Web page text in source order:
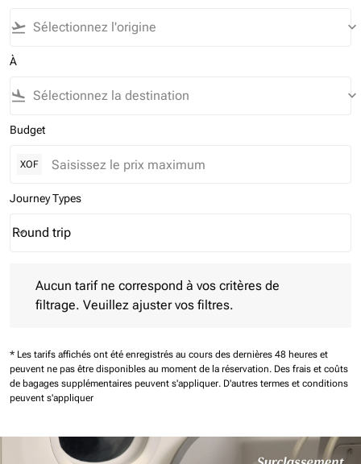
flight_takeoff keyboard_arrow_down
À
flight_land keyboard_arrow_down
Budget
XOF
Journey Types
Journey Types option Round trip Selected
Round trip
keyboard_arrow_down
Aucun tarif ne correspond à vos critères de
filtrage. Veuillez ajuster vos filtres.
* Les tarifs affichés ont été enregistrés au cours des dernières 48 heures et
peuvent ne pas être disponibles au moment de la réservation. Des frais et coûts
de bagages supplémentaires peuvent s'appliquer. D'autres termes et conditions
peuvent s'appliquer